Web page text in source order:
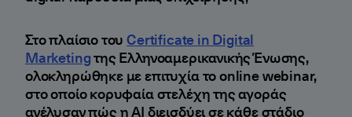
Στο πλαίσιο τουCertificate in Digital
Marketingτης Ελληνοαμερικανικής Ένωσης,
ολοκληρώθηκε με επιτυχία το online webinar,
στο οποίο κορυφαία στελέχη της αγοράς
ανέλυσαν πώς η AI διεισδύει σε κάθε στάδιο